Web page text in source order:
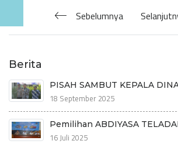
Sebelumnya
Berita
PISAH SAMBUT KEPALA
18 September 2025
Pemilihan ABDIYASA
16 Juli 2025